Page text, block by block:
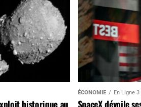
historique au
ÉCONOMIE En Ligne
SpaceX dévoile